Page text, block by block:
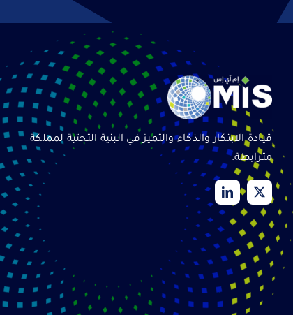
قيادة الابتكار والذكاء والتميز في البنية التحتية لمملكة
مترابطة.